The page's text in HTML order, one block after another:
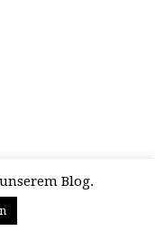
Blog.